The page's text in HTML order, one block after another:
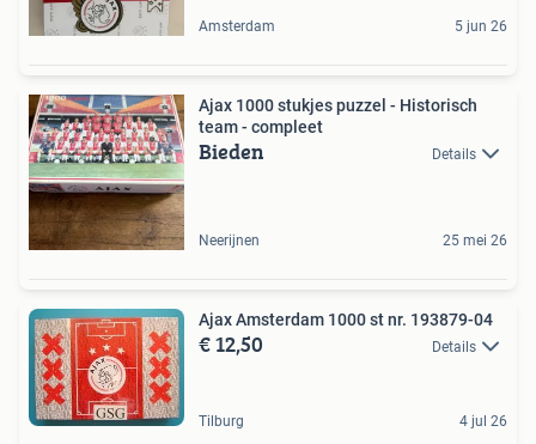
Amsterdam 5 jun 26
Ajax 1000 stukjes puzzel - Historisch
team - compleet
Bieden Details
Neerijnen 25 mei 26
Ajax Amsterdam 1000 st nr. 193879-04
€ 12,50 Details
Tilburg 4 jul 26